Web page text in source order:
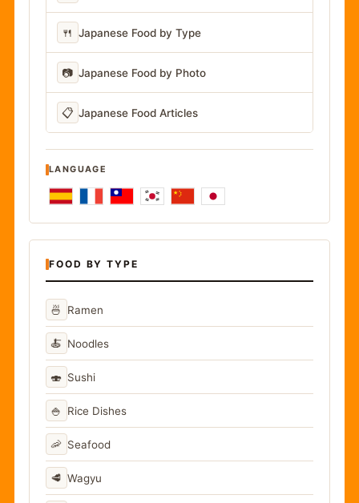
🍴 Japanese Food by Type
📷 Japanese Food by Photo
📋 Japanese Food Articles
LANGUAGE
FOOD BY TYPE
🍜 Ramen
🍝 Noodles
🍣 Sushi
🍚 Rice Dishes
🦐 Seafood
🥩 Wagyu